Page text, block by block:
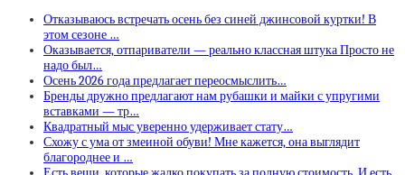
Отказываюсь встречать осень без синей джинсовой куртки! В
этом сезоне …
Оказывается, отпариватели — реально классная штука Просто не
надо был…
Осень 2026 года предлагает переосмыслить…
Бренды дружно предлагают нам рубашки и майки с упругими
вставками — тр…
Квадратный мыс уверенно удерживает стату…
Схожу с ума от змеиной обуви! Мне кажется, она выглядит
благороднее и …